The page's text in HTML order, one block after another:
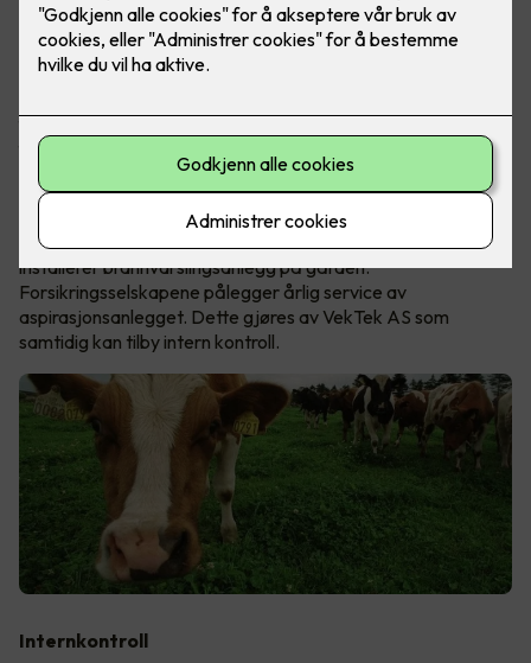
Brannvarsling
Vi leverer brannvarsling systemer for driftsbygninger og
fuktighet og ammoniakkgasser. Vanlige røykdetektorer vil
feile i et slikt miljø etter kort tid. Våre leverandører Elotec og
Icas har derfor utviklet aspirasjonssystem som skal
håndterer dette miljøet.
De fleste forsikringsselskapene gir gode rabatter når man
installerer brannvarslingsanlegg på gården.
Forsikringsselskapene pålegger årlig service av
aspirasjonsanlegget. Dette gjøres av VekTek AS som
samtidig kan tilby intern kontroll.
Internkontroll